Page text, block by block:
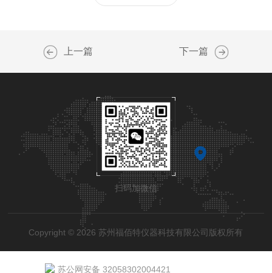
上一篇 下一篇
扫码加微信
Copyright © 2026 苏州福佰特仪器科技有限公司版权所有
苏公网安备 32058302004421